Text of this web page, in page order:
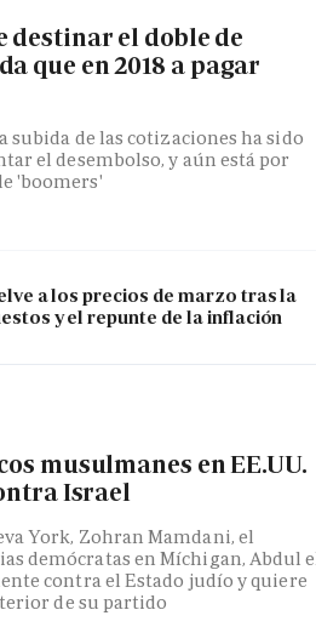
destinar el doble de
que en 2018 a pagar
subida de las cotizaciones ha sido
el desembolso, y aún está por
'boomers'
a los precios de marzo tras la
y el repunte de la inflación
musulmanes en EE.UU.
Israel
York, Zohran Mamdani, el
demócratas en Míchigan, Abdul
contra el Estado judío y quiere
de su partido